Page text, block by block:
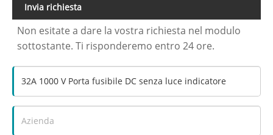
Invia richiesta
Non esitate a dare la vostra richiesta nel modulo
sottostante. Ti risponderemo entro 24 ore.